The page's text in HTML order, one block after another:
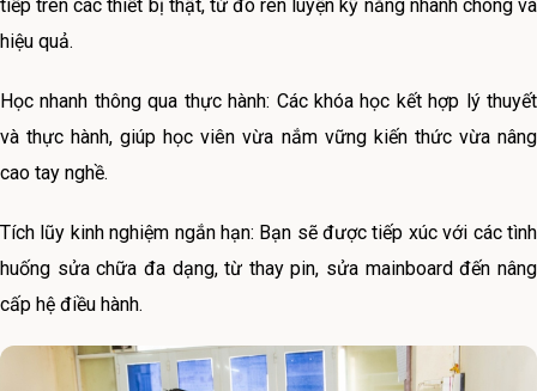
tiếp trên các thiết bị thật, từ đó rèn luyện kỹ năng nhanh chóng và
hiệu quả.
Học nhanh thông qua thực hành: Các khóa học kết hợp lý thuyết
và thực hành, giúp học viên vừa nắm vững kiến thức vừa nâng
cao tay nghề.
Tích lũy kinh nghiệm ngắn hạn: Bạn sẽ được tiếp xúc với các tình
huống sửa chữa đa dạng, từ thay pin, sửa mainboard đến nâng
cấp hệ điều hành.